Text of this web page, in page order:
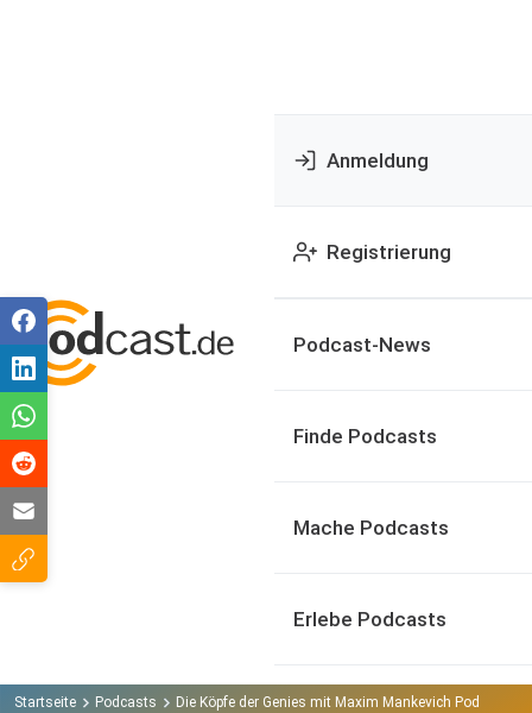
Anmeldung
Registrierung
Podcast-News
Finde Podcasts
Mache Podcasts
Erlebe Podcasts
Startseite Podcasts Die Köpfe der Genies mit Maxim Mankevich Podcast